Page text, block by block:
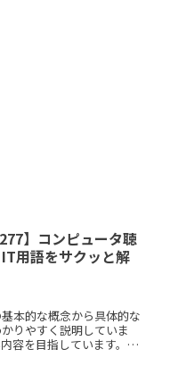
】コンピュータ聴
用語をサクッと解
本的な概念から具体的な
りやすく説明していま
容を目指しています。コ